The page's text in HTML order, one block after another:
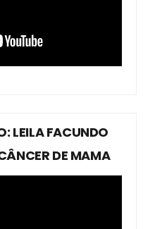
LEILA FACUNDO
DE MAMA